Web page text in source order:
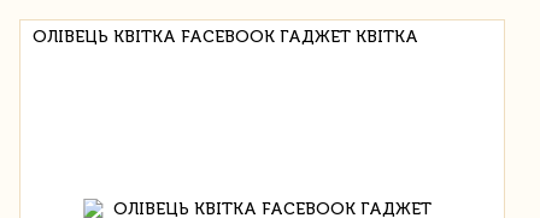
ОЛІВЕЦЬ КВІТКА FACEBOOK ГАДЖЕТ КВІТКА